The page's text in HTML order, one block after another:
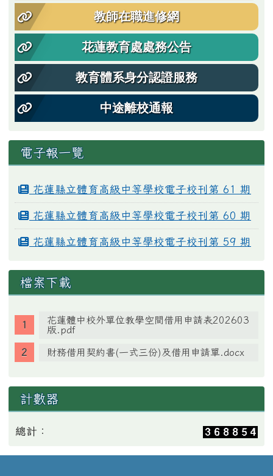
教師在職進修網
花蓮教育處處務公告
教育體系身分認證服務
中途離校通報
電子報一覽
花蓮縣立體育高級中等學校電子校刊第 61 期
花蓮縣立體育高級中等學校電子校刊第 60 期
花蓮縣立體育高級中等學校電子校刊第 59 期
檔案下載
花蓮體中校外單位教學空間借用申請表202603
版.pdf
財務借用契約書(一式三份)及借用申請單.docx
計數器
總計：